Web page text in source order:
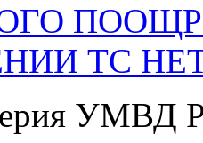
ТС
УМВД